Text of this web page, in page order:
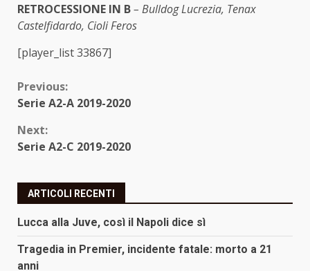
RETROCESSIONE IN B– Bulldog Lucrezia, Tenax
Castelfidardo, Cioli Feros
[player_list 33867]
Continue
Previous:
Serie A2-A 2019-2020
Next:
Serie A2-C 2019-2020
ARTICOLI RECENTI
Lucca alla Juve, così il Napoli dice sì
Tragedia in Premier, incidente fatale: morto a 21
anni